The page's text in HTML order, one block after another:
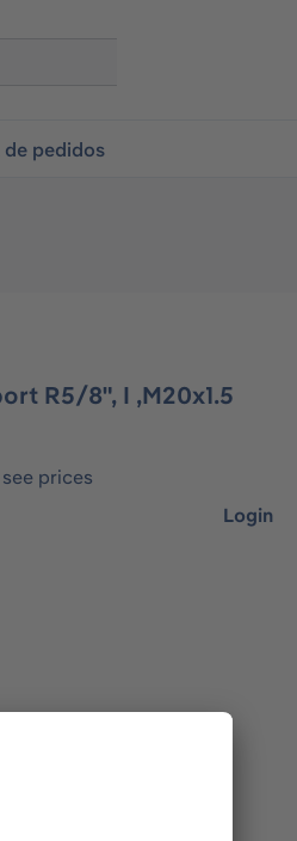
pedidos
R5/8", I ,M20x1.5
prices
Login